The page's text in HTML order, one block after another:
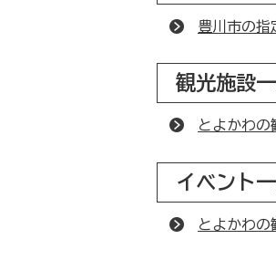
豊川市の指
観光施設
とよかわの
イベント
とよかわの